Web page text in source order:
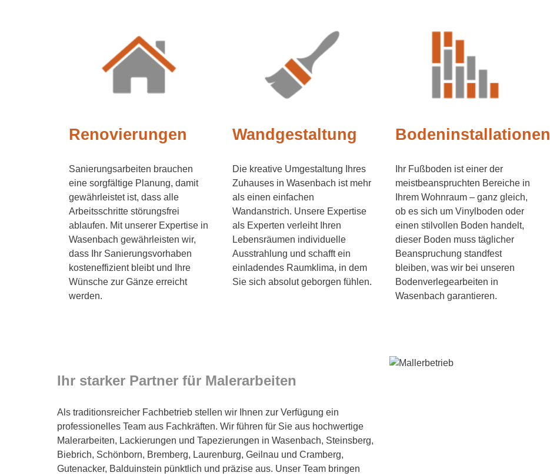
Renovierungen
Sanierungsarbeiten brauchen
eine sorgfältige Planung, damit
gewährleistet ist, dass alle
Arbeitsschritte störungsfrei
ablaufen. Mit unserer Expertise in
Wasenbach gewährleisten wir,
dass Ihr Sanierungsvorhaben
kosteneffizient bleibt und Ihre
Wünsche zur Gänze erreicht
werden.
Wandgestaltung
Die kreative Umgestaltung Ihres
Zuhauses in Wasenbach ist mehr
als einen einfachen
Wandanstrich. Unsere Expertise
als Experten verleiht Ihren
Lebensräumen individuelle
Ausstrahlung und schafft ein
einladendes Raumklima, in dem
Sie sich absolut geborgen fühlen.
Bodeninstallationen
Ihr Fußboden ist einer der
meistbeanspruchten Bereiche in
Ihrem Wohnraum – ganz gleich,
ob es sich um Vinylboden oder
einen stilvollen Boden handelt,
dieser Boden muss täglicher
Beanspruchung standfest
bleiben, was wir bei unseren
Bodenverlegearbeiten in
Wasenbach garantieren.
Ihr starker Partner für Malerarbeiten
Als traditionsreicher Fachbetrieb stellen wir Ihnen zur Verfügung ein
professionelles Team aus Fachkräften. Wir führen für Sie aus hochwertige
Malerarbeiten, Lackierungen und Tapezierungen in Wasenbach, Steinsberg,
Biebrich, Schönborn, Bremberg, Laurenburg, Geilnau und Cramberg,
Gutenacker, Balduinstein pünktlich und präzise aus. Unser Team bringen